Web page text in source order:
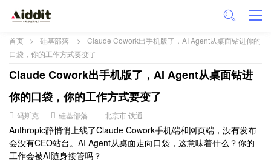
首页 > 硅基部落 >
Claude Cowork出手机版了，AI Agent从桌面钻进你的
口袋，你的工作方式要变了
Claude Cowork出手机版了，AI Agent从桌面钻进
你的口袋，你的工作方式要变了
码斯克 硅基部落 北京市 铁通
Anthropic静悄悄上线了Claude Cowork手机端和网页端，没有发布
会没有CEO站台。AI Agent从桌面走向口袋，这意味着什么？你的
工作会被AI随身接管吗？